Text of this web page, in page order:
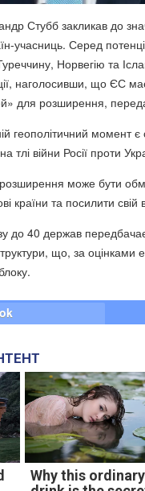
Стуббзакликав до
учасниць. Серед
Норвегію та
наголосивши, що ЄС
для розширення,
геополітичний момент
тлі війни Росії проти
може бути
країни та посилити свій
до 40 держав
що, за оцінками
Why this ordinary